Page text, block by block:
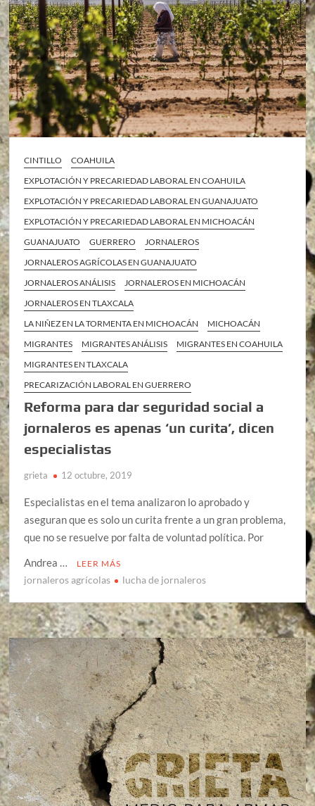
CINTILLO
COAHUILA
EXPLOTACIÓN Y PRECARIEDAD LABORAL EN COAHUILA
EXPLOTACIÓN Y PRECARIEDAD LABORAL EN GUANAJUATO
EXPLOTACIÓN Y PRECARIEDAD LABORAL EN MICHOACÁN
GUANAJUATO
GUERRERO
JORNALEROS
JORNALEROS AGRÍCOLAS EN GUANAJUATO
JORNALEROS ANÁLISIS
JORNALEROS EN MICHOACÁN
JORNALEROS EN TLAXCALA
LA NIÑEZ EN LA TORMENTA EN MICHOACÁN
MICHOACÁN
MIGRANTES
MIGRANTES ANÁLISIS
MIGRANTES EN COAHUILA
MIGRANTES EN TLAXCALA
PRECARIZACIÓN LABORAL EN GUERRERO
Reforma para dar seguridad social a
jornaleros es apenas ‘un curita’, dicen
especialistas
grieta 12 octubre, 2019
Especialistas en el tema analizaron lo aprobado y
aseguran que es solo un curita frente a un gran problema,
que no se resuelve por falta de voluntad política. Por
Andrea …
LEER MÁS
jornaleros agrícolas lucha de jornaleros